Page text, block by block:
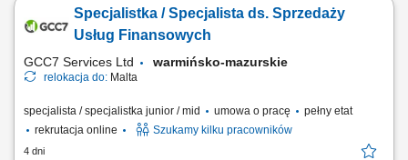
edukacji finansowej. Budowanie długofalowych relacji z klientami.
Pozyskiwanie nowych klientów i rozwijanie współpracy z partnerami
Specjalistka / Specjalista ds. Sprzedaży
Usług Finansowych
GCC7 Services Ltd warmińsko-mazurskie
relokacja do: Malta
specjalista / specjalistka junior / mid umowa o pracę
pełny etat
rekrutacja online
Szukamy kilku pracowników
4 dni